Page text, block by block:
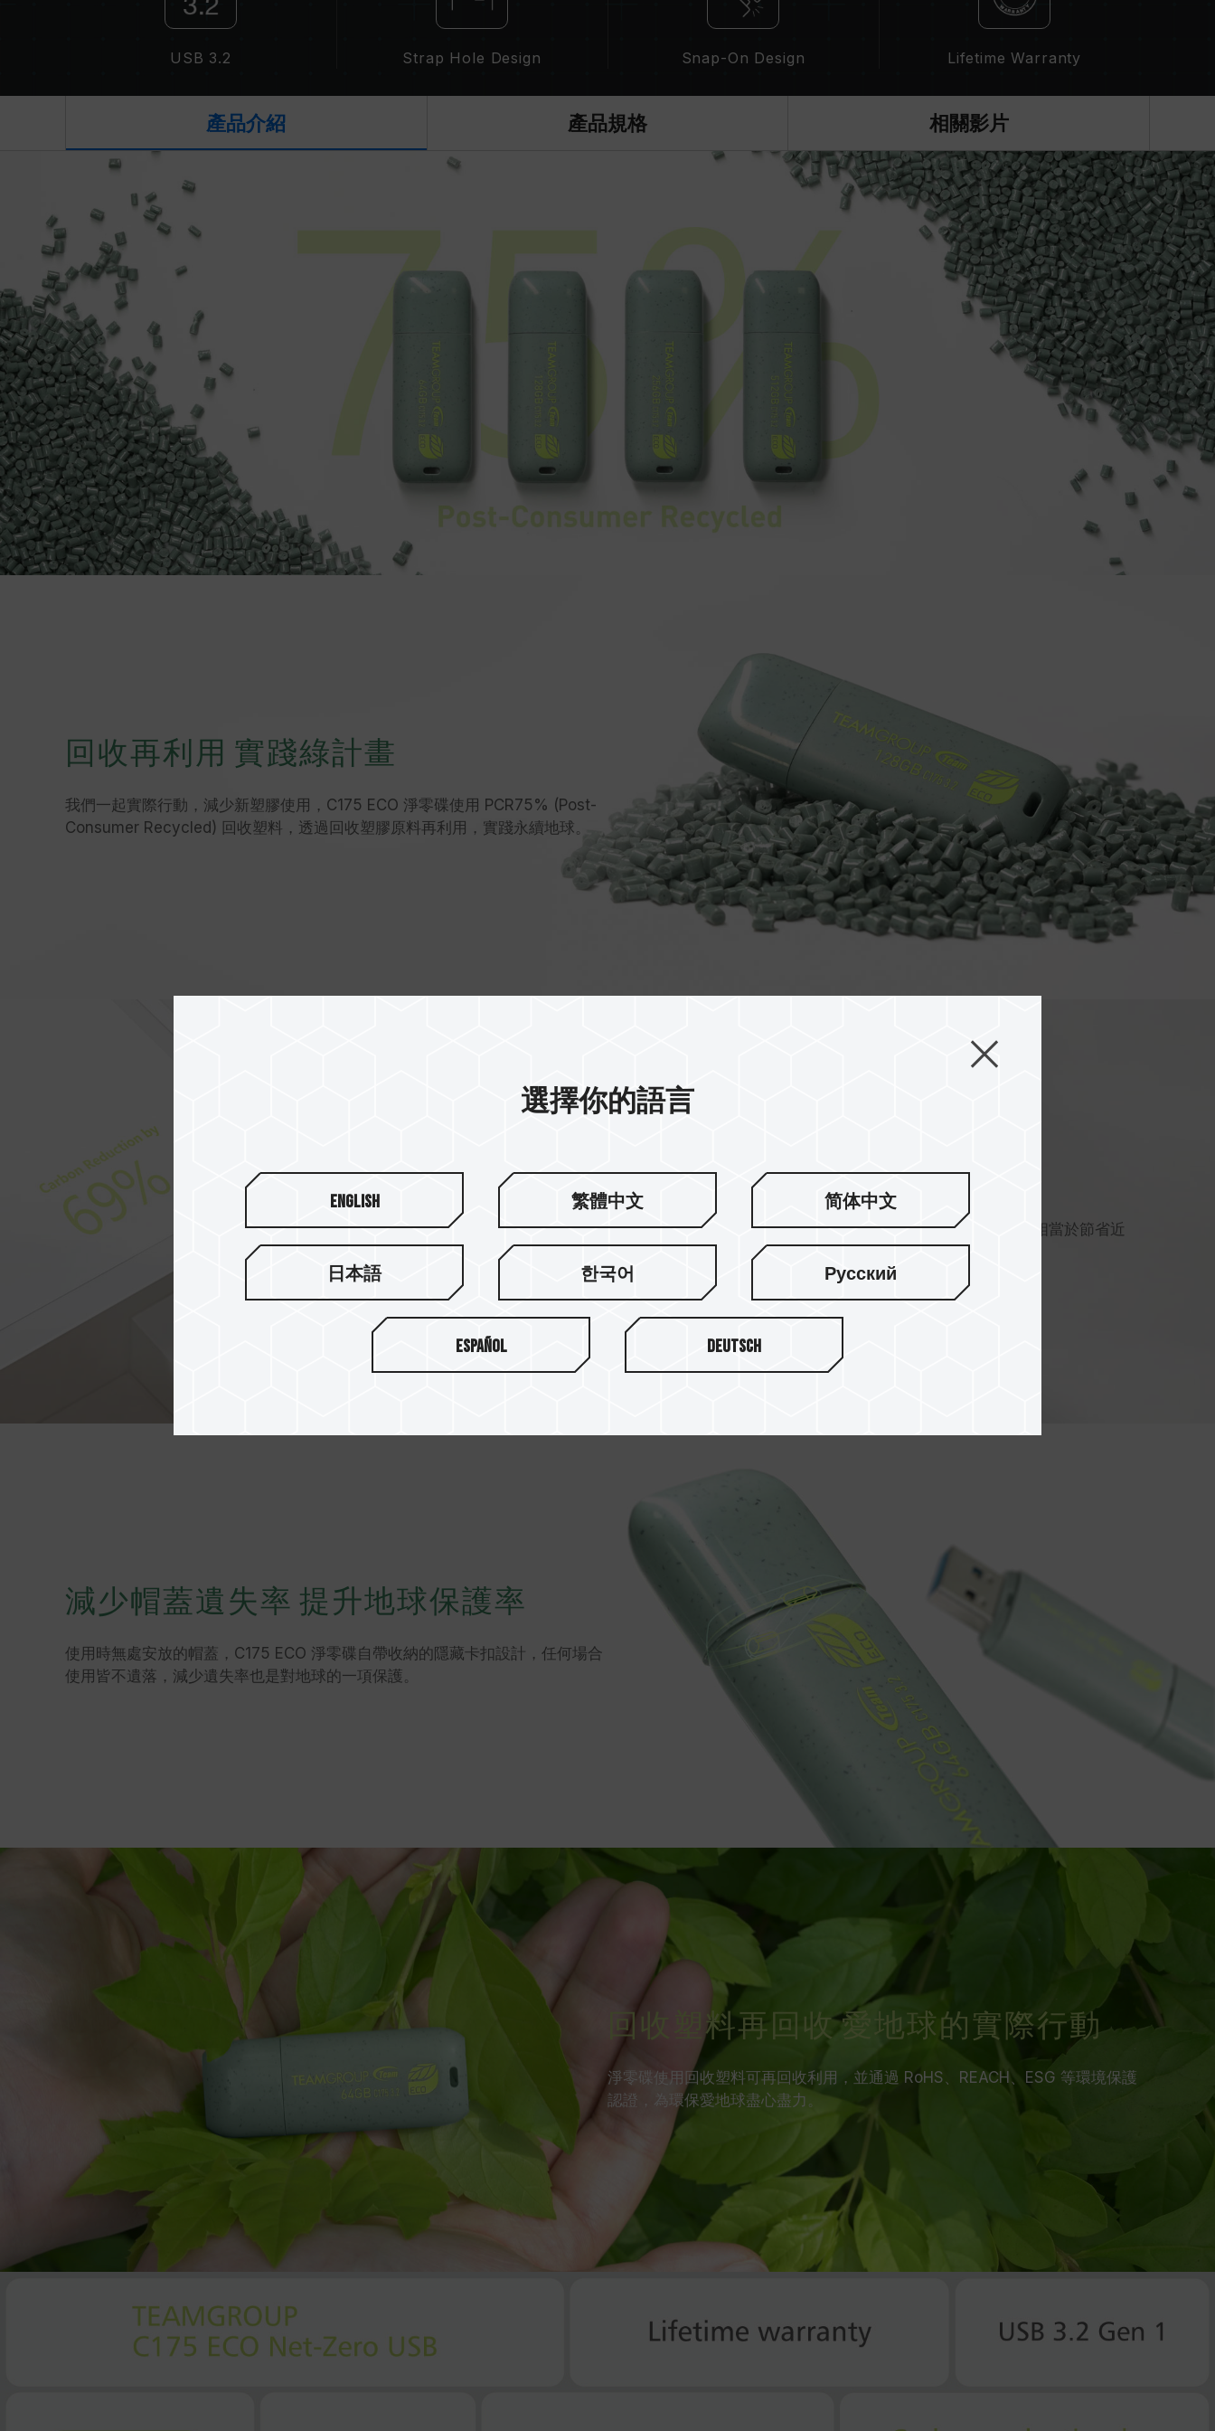
USB 3.2 Strap Hole Design Snap-On Design Lifetime Warranty
產品介紹 產品規格 相關影片
回收再利用 實踐綠計畫
我們一起實際行動，減少新塑膠使用，C175 ECO 淨零碟使用 PCR75% (Post-
Consumer Recycled) 回收塑料，透過回收塑膠原料再利用，實踐永續地球。
有效減碳護地球
每個 C175 ECO 淨零碟可減少 69%碳排放量，每 100,000 個相當於節省近
20 萬 3000 張 A4 紙，落實減碳綠生活，為淨零盡一分力。
減少帽蓋遺失率 提升地球保護率
使用時無處安放的帽蓋，C175 ECO 淨零碟自帶收納的隱藏卡扣設計，任何場合
使用皆不遺落，減少遺失率也是對地球的一項保護。
回收塑料再回收 愛地球的實際行動
淨零碟使用回收塑料可再回收利用，並通過 RoHS、REACH、ESG 等環境保護
認證，為環保愛地球盡心盡力。
選擇你的語言
English 繁體中文 简体中文
日本語 한국어 Русский
Español Deutsch